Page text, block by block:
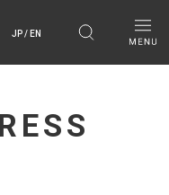
JP / EN